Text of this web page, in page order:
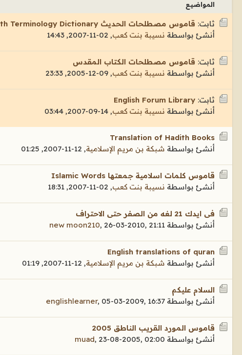
المواضيع
ثابت: قاموس مصطلحات الحديث Hadith Terminology Dictionary
أنشئ بواسطة نسيبة بنت كعب,
02-11-2007, 14:43
ثابت: قاموس مصطلحات الكتاب المقدس
أنشئ بواسطة نسيبة بنت كعب,
09-12-2005, 23:33
ثابت: English Forum Library
أنشئ بواسطة نسيبة بنت كعب,
14-09-2007, 03:44
Translation of Hadith Books
أنشئ بواسطة شبكة بن مريم الإسلامية,
12-11-2007, 01:25
قاموس كلمات اسلامية جمعتها Islamic Words
أنشئ بواسطة نسيبة بنت كعب,
02-11-2007, 18:31
فى ايدك 21 لغه من الصفر حتى الاحتراف
أنشئ بواسطة
new moon210, 26-03-2010, 21:11
English translations of quran
أنشئ بواسطة شبكة بن مريم الإسلامية,
12-11-2007, 01:19
السلام عليكم
أنشئ بواسطة
englishlearner, 05-03-2009, 16:37
قاموس المورد القريب الناطق 2005
أنشئ بواسطة
muad, 23-08-2005, 02:00